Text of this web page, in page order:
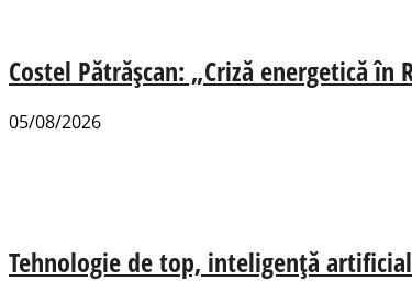
Costel Pătrășcan: „Criză energetică
05/08/2026
Tehnologie de top, inteligență